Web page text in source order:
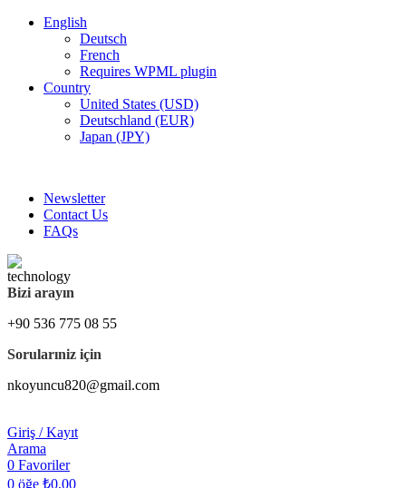
English
Deutsch
French
Requires WPML plugin
Country
United States (USD)
Deutschland (EUR)
Japan (JPY)
Newsletter
Contact Us
FAQs
Bizi arayın
+90 536 775 08 55
Sorularıniz için
nkoyuncu820@gmail.com
Giriş / Kayıt
Arama
0 Favoriler
0 öğe ₺0,00